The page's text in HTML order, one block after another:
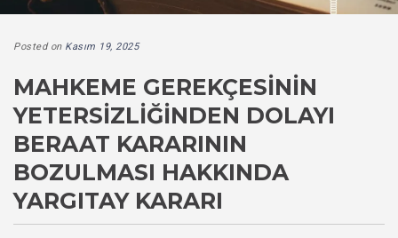
Posted on Kasım 19, 2025
MAHKEME GEREKÇESININ
YETERSIZLIĞINDEN DOLAYI
BERAAT KARARININ
BOZULMASI HAKKINDA
YARGITAY KARARI